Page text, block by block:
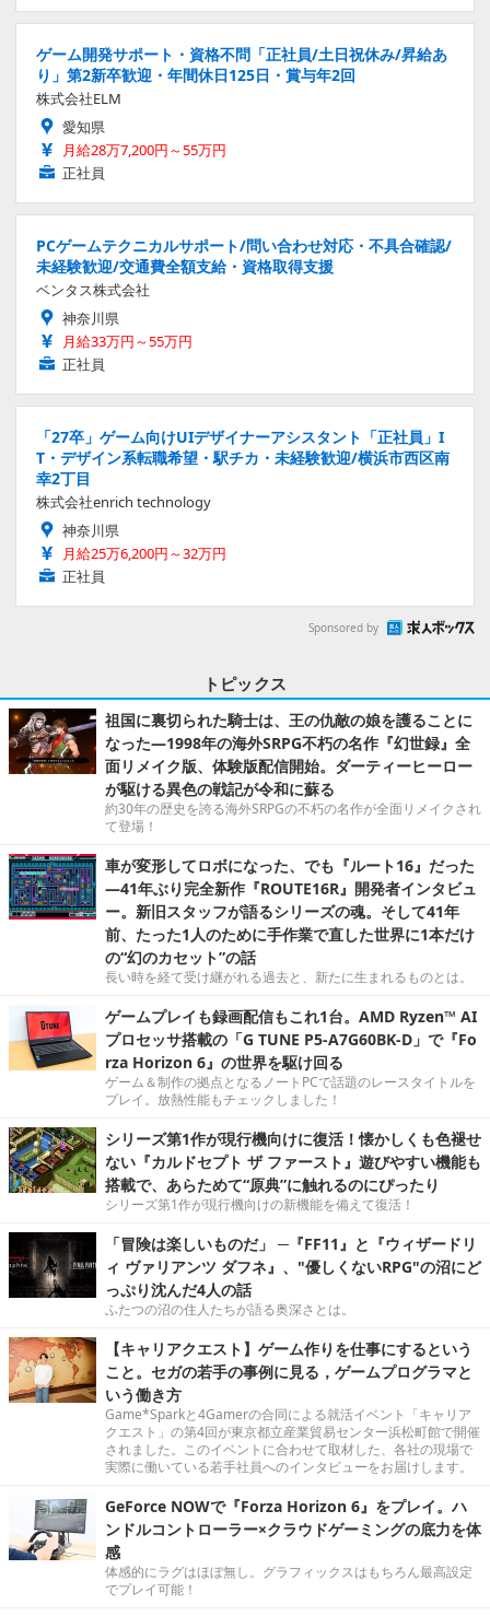
ゲーム開発サポート・資格不問「正社員/土日祝休み/昇給あ
り」第2新卒歓迎・年間休日125日・賞与年2回
株式会社ELM
愛知県
月給28万7,200円～55万円
正社員
PCゲームテクニカルサポート/問い合わせ対応・不具合確認/
未経験歓迎/交通費全額支給・資格取得支援
ベンタス株式会社
神奈川県
月給33万円～55万円
正社員
「27卒」ゲーム向けUIデザイナーアシスタント「正社員」I
T・デザイン系転職希望・駅チカ・未経験歓迎/横浜市西区南
幸2丁目
株式会社enrich technology
神奈川県
月給25万6,200円～32万円
正社員
Sponsored by
トピックス
祖国に裏切られた騎士は、王の仇敵の娘を護ることに
なった―1998年の海外SRPG不朽の名作『幻世録』全
面リメイク版、体験版配信開始。ダーティーヒーロー
が駆ける異色の戦記が令和に蘇る
約30年の歴史を誇る海外SRPGの不朽の名作が全面リメイクされ
て登場！
車が変形してロボになった、でも『ルート16』だった
―41年ぶり完全新作『ROUTE16R』開発者インタビュ
ー。新旧スタッフが語るシリーズの魂。そして41年
前、たった1人のために手作業で直した世界に1本だけ
の“幻のカセット”の話
長い時を経て受け継がれる過去と、新たに生まれるものとは。
ゲームプレイも録画配信もこれ1台。AMD Ryzen™ AI
プロセッサ搭載の「G TUNE P5-A7G60BK-D」で『Fo
rza Horizon 6』の世界を駆け回る
ゲーム＆制作の拠点となるノートPCで話題のレースタイトルを
プレイ。放熱性能もチェックしました！
シリーズ第1作が現行機向けに復活！懐かしくも色褪せ
ない『カルドセプト ザ ファースト』遊びやすい機能も
搭載で、あらためて“原典”に触れるのにぴったり
シリーズ第1作が現行機向けの新機能を備えて復活！
「冒険は楽しいものだ」 ─『FF11』と『ウィザードリ
ィ ヴァリアンツ ダフネ』、"優しくないRPG"の沼にど
っぷり沈んだ4人の話
ふたつの沼の住人たちが語る奥深さとは。
【キャリアクエスト】ゲーム作りを仕事にするという
こと。セガの若手の事例に見る，ゲームプログラマと
いう働き方
Game*Sparkと4Gamerの合同による就活イベント「キャリア
クエスト」の第4回が東京都立産業貿易センター浜松町館で開催
されました。このイベントに合わせて取材した、各社の現場で
実際に働いている若手社員へのインタビューをお届けします。
GeForce NOWで『Forza Horizon 6』をプレイ。ハ
ンドルコントローラー×クラウドゲーミングの底力を体
感
体感的にラグはほぼ無し。グラフィックスはもちろん最高設定
でプレイ可能！